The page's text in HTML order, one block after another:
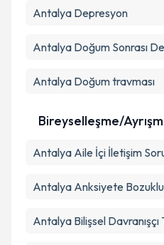
Antalya Depresyon
Antalya Doğum Sonrası
Antalya Doğum travması
Bireyselleşme/
Antalya Aile İçi İletişim
Antalya Anksiyete
Antalya Bilişsel Davranışçı